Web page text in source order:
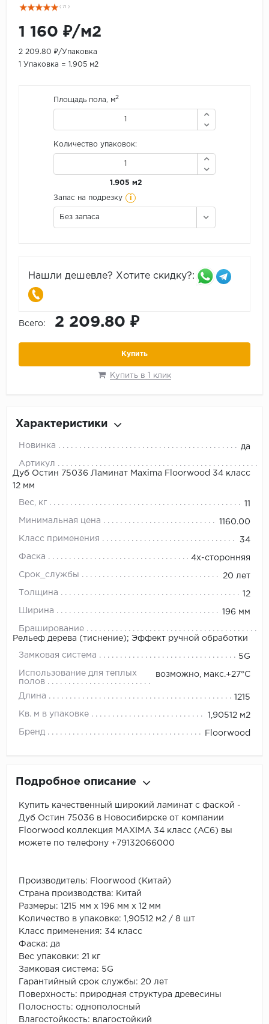
( 71 )
1 160 ₽/м2
2 209.80 ₽/Упаковка
1 Упаковка = 1.905 м2
Площадь пола, м2
Количество упаковок:
1.905 м2
Запас на подрезку i
Без запаса
Нашли дешевле? Хотите скидку?:
Всего: 2 209.80 ₽
Купить
Купить в 1 клик
Характеристики
Новинка да
Артикул
Дуб Остин 75036 Ламинат Maxima Floorwood 34 класс
12 мм
Вес, кг
Минимальная цена 1160.00
Класс применения 34
Фаска 4х-сторонняя
Срок_службы 20 лет
Толщина 12
Ширина 196 мм
Браширование
Рельеф дерева (тиснение); Эффект ручной обработки
Замковая система 5G
Использование для теплых
полов
возможно, макс.+27°С
Длина 1215
Кв. м в упаковке 1,90512 м2
Бренд Floorwood
Подробное описание
Купить качественный широкий ламинат с фаской -
Дуб Остин 75036 в Новосибирске от компании
Floorwood
коллекция MAXIMA 34 класс (AC6) вы
можете по телефону +79132066000
Производитель: Floorwood (Китай)
Страна производства: Китай
Размеры: 1215 мм х 196 мм х 12 мм
Количество в упаковке: 1,90512 м2 / 8 шт
Класс применения: 34 класс
Фаска: да
Вес упаковки: 21 кг
Замковая система: 5G
Гарантийный срок службы: 20 лет
Поверхность: природная структура древесины
Полосность: однополосный
Влагостойкость: влагостойкий